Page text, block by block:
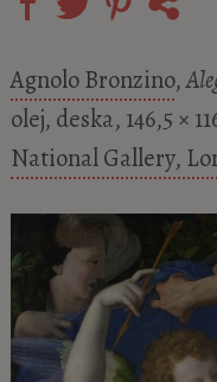
Agnolo Bronzino,
olej, deska, 146,5 ×
National Gallery,